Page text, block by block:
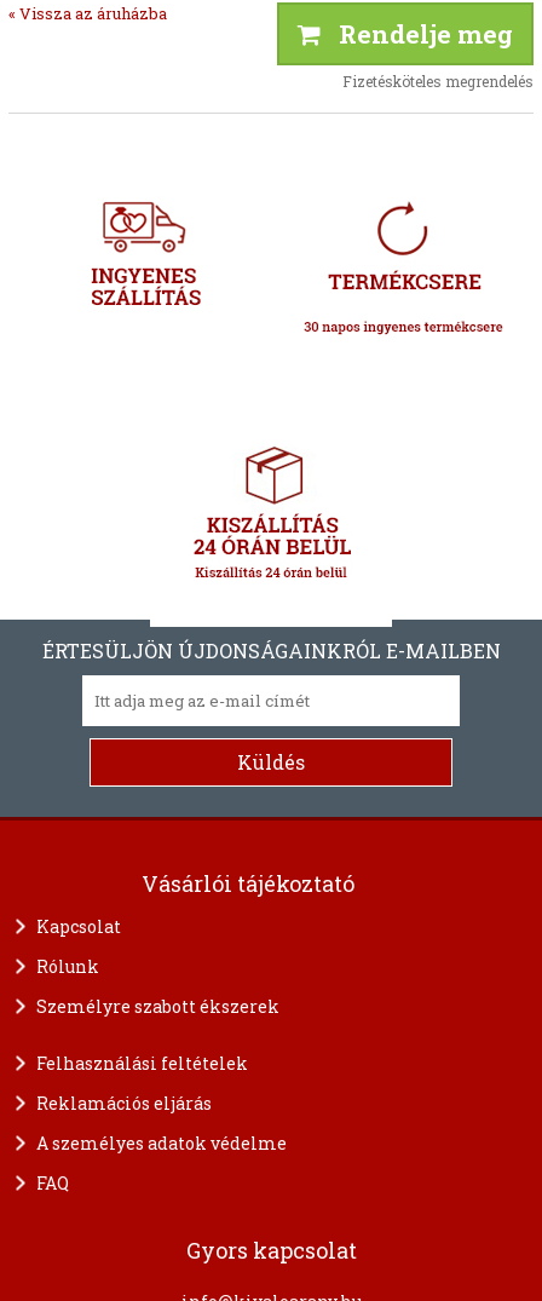
« Vissza az áruházba
Rendelje meg
Fizetésköteles megrendelés
ÉRTESÜLJÖN ÚJDONSÁGAINKRÓL E-MAILBEN
Vásárlói tájékoztató
Kapcsolat
Rólunk
Személyre szabott ékszerek
Felhasználási feltételek
Reklamációs eljárás
A személyes adatok védelme
FAQ
Gyors kapcsolat